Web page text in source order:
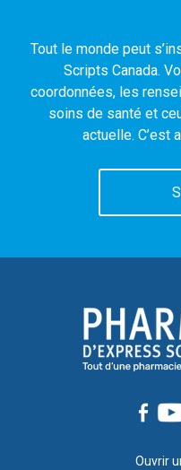
Tout le monde peut
Scripts Canada.
coordonnées, les
soins de santé et
actuelle. C’est
Ouvrir